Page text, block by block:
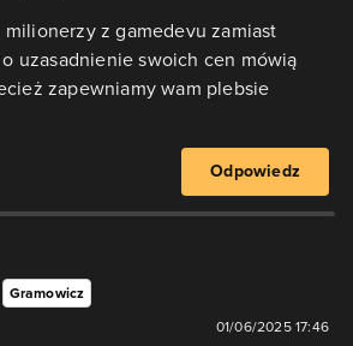
z gamedevu zamiast
uzasadnienie swoich cen mówią
zapewniamy wam plebsie
Odpowiedz
Gramowicz
01/06/2025 17:46